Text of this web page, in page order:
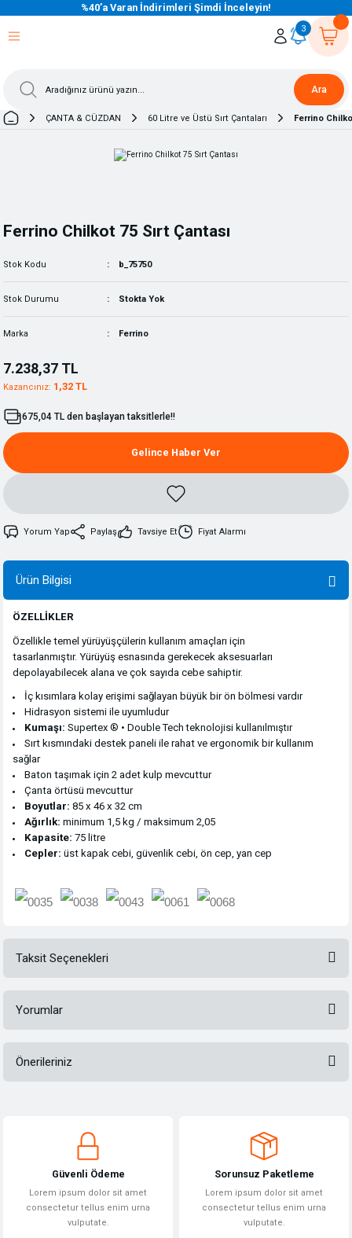
%40’a Varan İndirimleri Şimdi İnceleyin!
Ara
3
ÇANTA & CÜZDAN 60 Litre ve Üstü Sırt Çantaları Ferrino
Ferrino Chilkot 75 Sırt Çantası
Stok Kodu b_75750
Stok Durumu Stokta Yok
Marka Ferrino
7.238,37 TL
Kazancınız: 1,32 TL
675,04 TL den başlayan taksitlerle!!
Gelince Haber Ver
Yorum Yap Paylaş Tavsiye Et Fiyat Alarmı
Ürün Bilgisi
ÖZELLİKLER
Özellikle temel yürüyüşçülerin kullanım amaçları için
tasarlanmıştır. Yürüyüş esnasında gerekecek aksesuarları
depolayabilecek alana ve çok sayıda cebe sahiptir.
İç kısımlara kolay erişimi sağlayan büyük bir ön bölmesi vardır
Hidrasyon sistemi ile uyumludur
Kumaşı: Supertex ® • Double Tech teknolojisi kullanılmıştır
Sırt kısmındaki destek paneli ile rahat ve ergonomik bir kullanım
sağlar
Baton taşımak için 2 adet kulp mevcuttur
Çanta örtüsü mevcuttur
Boyutlar: 85 x 46 x 32 cm
Ağırlık:minimum 1,5 kg / maksimum 2,05
Kapasite:75 litre
Cepler: üst kapak cebi, güvenlik cebi, ön cep, yan cep
Taksit Seçenekleri
Yorumlar
Önerileriniz
Görüş ve önerileriniz için teşekkür ederiz.
Ürün açıklamasında eksik bilgiler bulunuyor.
Ürün bilgilerinde hatalar bulunuyor.
Güvenli Ödeme
Lorem ipsum dolor sit amet
consectetur tellus enim urna
vulputate.
Sorunsuz Paketleme
Lorem ipsum dolor sit amet
consectetur tellus enim urna
vulputate.